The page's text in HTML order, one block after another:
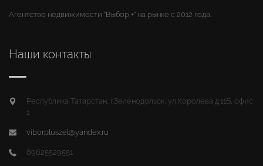
Агентство недвижимости "Выбор +" на рынке с 2012 года.
Наши контакты
Республика Татарстан, г.Зеленодольск, ул.Королева д.11Б, офис
1
viborpluszel@yandex.ru
89625529551